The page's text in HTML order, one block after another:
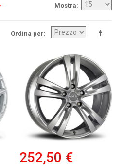
Mostra
Ordina per
252,50 €